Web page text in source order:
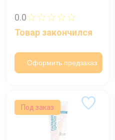
0.0☆☆☆☆☆
Товар закончился
Оформить предзаказ
Под заказ